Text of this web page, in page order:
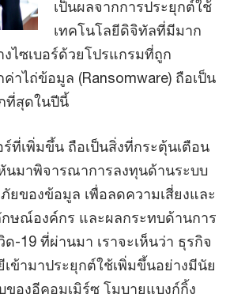
เป็นผลจากการประยุกต์ใช้
เทคโนโลยีดิจิทัลที่มีมาก
ไซเบอร์ด้วยโปรแกรมที่ถูก
าไถ่ข้อมูล (Ransomware) ถือเป็น
ที่สุดในปีนี้
ที่เพิ่มขึ้น ถือเป็นสิ่งที่กระตุ้นเตือน
นมาพิจารณาการลงทุนด้านระบบ
ยของข้อมูล เพื่อลดความเสี่ยงและ
ษณ์องค์กร และผลกระทบด้านการ
ด-19 ที่ผ่านมา เราจะเห็นว่า ธุรกิจ
ข้ามาประยุกต์ใช้เพิ่มขึ้นอย่างมีนัย
องอีคอมเมิร์ซ โมบายแบงก์กิ้ง